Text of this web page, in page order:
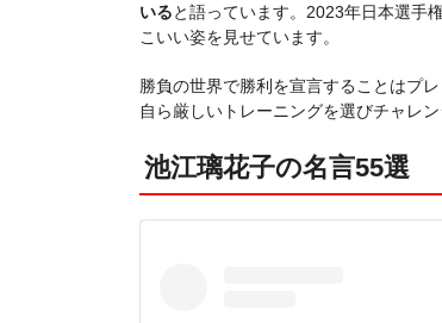
いると語っています。2023年日本選手
こいい姿を見せています。
勝負の世界で勝利を宣言することはプ
自ら厳しいトレーニングを選びチャレ
池江璃花子の名言55選